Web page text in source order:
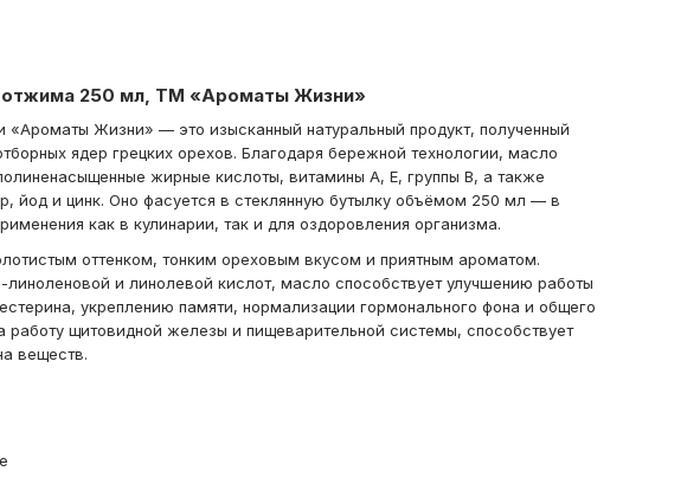
отжима 250 мл, ТМ «Ароматы Жизни»
«Ароматы Жизни» — это изысканный натуральный продукт, полученный
ядер грецких орехов. Благодаря бережной технологии, масло
жирные кислоты, витамины A, E, группы B, а также
йод и цинк. Оно фасуется в стеклянную бутылку объёмом 250 мл — в
как в кулинарии, так и для оздоровления организма.
оттенком, тонким ореховым вкусом и приятным ароматом.
и линолевой кислот, масло способствует улучшению работы
укреплению памяти, нормализации гормонального фона и общего
работу щитовидной железы и пищеварительной системы, способствует
веществ.